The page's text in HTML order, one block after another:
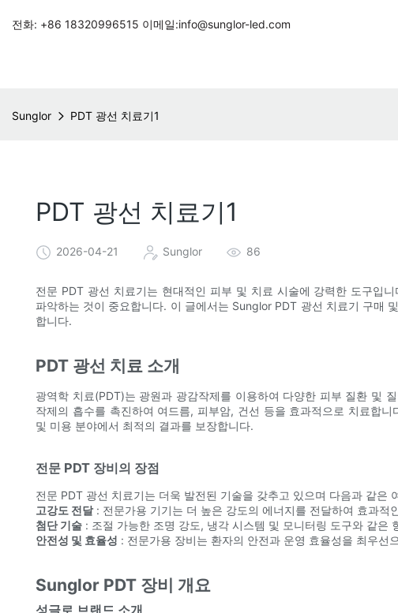
전화: +86 18320996515 이메일:info@sunglor-led.com
Sunglor PDT 광선 치료기1
PDT 광선 치료기1
2026-04-21 Sunglor 86
전문 PDT 광선 치료기는 현대적인 피부 및 치료 시술에 강력한 도구입
파악하는 것이 중요합니다. 이 글에서는 Sunglor PDT 광선 치료기 구매
합니다.
PDT 광선 치료 소개
광역학 치료(PDT)는 광원과 광감작제를 이용하여 다양한 피부 질환 및
작제의 흡수를 촉진하여 여드름, 피부암, 건선 등을 효과적으로 치료합
및 미용 분야에서 최적의 결과를 보장합니다.
전문 PDT 장비의 장점
전문 PDT 광선 치료기는 더욱 발전된 기술을 갖추고 있으며 다음과 같은
고강도 전달: 전문가용 기기는 더 높은 강도의 에너지를 전달하여 효과적
첨단 기술 : 조절 가능한 조명 강도, 냉각 시스템 및 모니터링 도구와 같은
안전성 및 효율성 : 전문가용 장비는 환자의 안전과 운영 효율성을 최우선
Sunglor PDT 장비 개요